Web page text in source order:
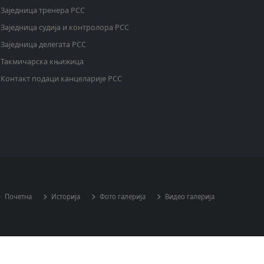
Заједница тренера РСС
Заједница судија и контролора РСС
Заједница делегата РСС
Такмичарска књижица
Контакт подаци канцеларије РСС
Почетна Историја Фото галерија Видео галерија